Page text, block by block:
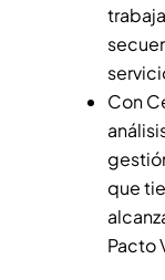
Con
que
Pacto